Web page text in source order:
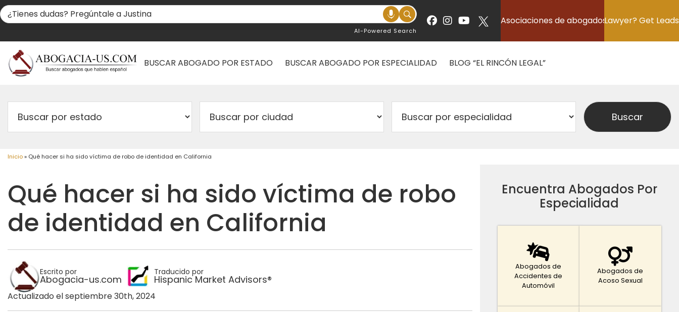
AI-Powered Search
Asociaciones de abogadosLawyer? Get Leads
BUSCAR ABOGADO POR ESTADO BUSCAR ABOGADO POR ESPECIALIDAD BLOG “EL RINCÓN LEGAL”
Inicio» Qué hacer si ha sido víctima de robo de identidad en California
Qué hacer si ha sido víctima de robo
de identidad en California
Escrito por
Abogacia-us.com
Traducido por
Hispanic Market Advisors®
Actualizado el septiembre 30th, 2024
Encuentra Abogados Por
Especialidad
Abogados de
Accidentes de
Automóvil
Abogados de
Acoso Sexual